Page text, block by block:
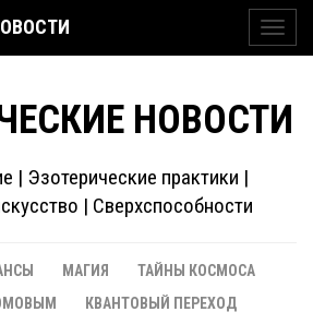
НОВОСТИ
| Эзотерические практики |
| Сверхспособности
МАГИЯ
ТАЙНЫ КОСМОСА
КВАНТОВЫЙ ПЕРЕХОД